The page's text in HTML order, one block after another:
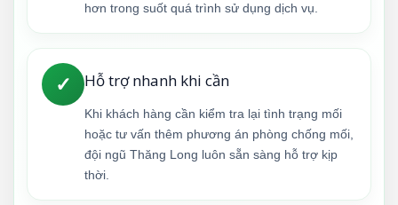
hơn trong suốt quá trình sử dụng dịch vụ.
✓ Hỗ trợ nhanh khi cần
Khi khách hàng cần kiểm tra lại tình trạng mối
hoặc tư vấn thêm phương án phòng chống mối,
đội ngũ Thăng Long luôn sẵn sàng hỗ trợ kịp
thời.